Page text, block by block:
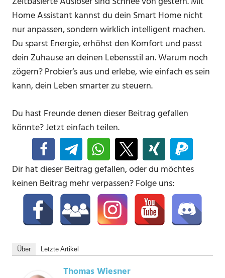
Home Assistant kannst du dein Smart Home nicht
nur anpassen, sondern wirklich intelligent machen.
Du sparst Energie, erhöhst den Komfort und passt
dein Zuhause an deinen Lebensstil an. Warum noch
zögern? Probier’s aus und erlebe, wie einfach es sein
kann, dein Leben smarter zu steuern.
Du hast Freunde denen dieser Beitrag gefallen
könnte? Jetzt einfach teilen.
Dir hat dieser Beitrag gefallen, oder du möchtes
keinen Beitrag mehr verpassen? Folge uns:
Über Letzte Artikel
Thomas Wiesner